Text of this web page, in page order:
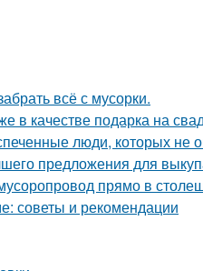
всё с мусорки.
в качестве подарка на
люди, которых не
предложения для
прямо в
советы и рекомендации